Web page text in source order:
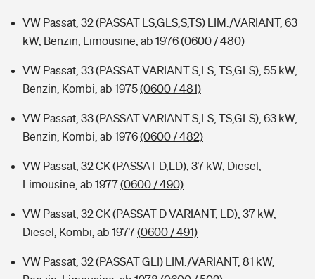
VW Passat, 32 (PASSAT LS,GLS,S,TS) LIM./VARIANT, 63
kW, Benzin, Limousine, ab 1976(0600 / 480)
VW Passat, 33 (PASSAT VARIANT S,LS, TS,GLS), 55 kW,
Benzin, Kombi, ab 1975(0600 / 481)
VW Passat, 33 (PASSAT VARIANT S,LS, TS,GLS), 63 kW,
Benzin, Kombi, ab 1976(0600 / 482)
VW Passat, 32 CK (PASSAT D,LD), 37 kW, Diesel,
Limousine, ab 1977(0600 / 490)
VW Passat, 32 CK (PASSAT D VARIANT, LD), 37 kW,
Diesel, Kombi, ab 1977(0600 / 491)
VW Passat, 32 (PASSAT GLI) LIM./VARIANT, 81 kW,